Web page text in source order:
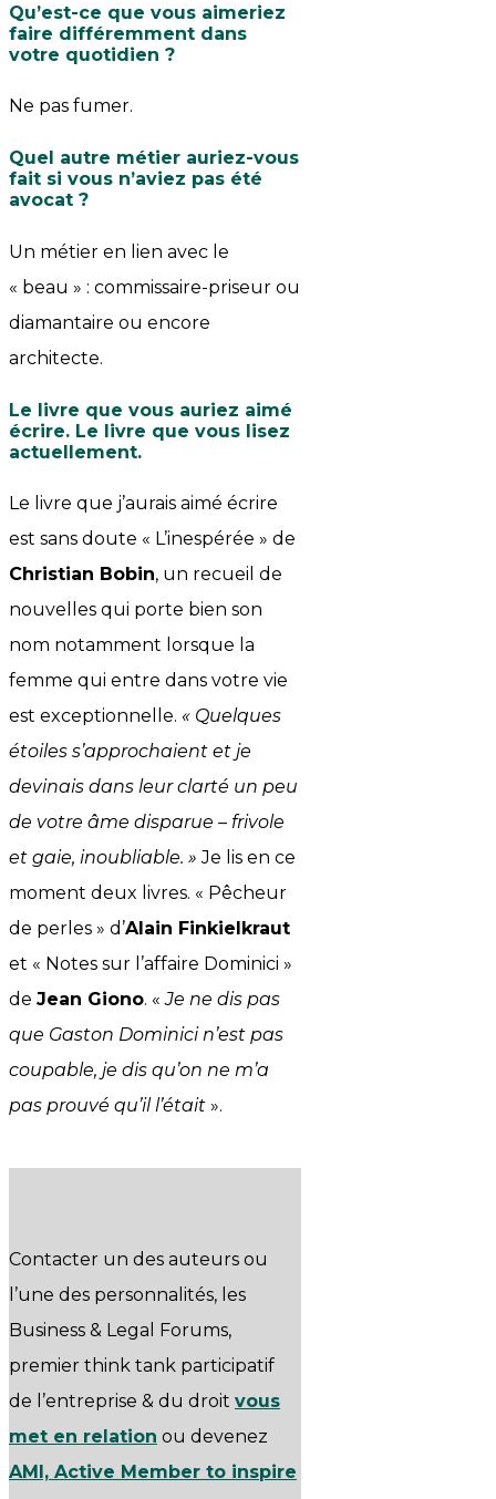
Qu’est-ce que vous aimeriez
faire différemment dans
votre quotidien ?
Ne pas fumer.
Quel autre métier auriez-vous
fait si vous n’aviez pas été
avocat ?
Un métier en lien avec le
« beau » : commissaire-priseur ou
diamantaire ou encore
architecte.
Le livre que vous auriez aimé
écrire. Le livre que vous lisez
actuellement.
Le livre que j’aurais aimé écrire
est sans doute « L’inespérée » de
Christian Bobin, un recueil de
nouvelles qui porte bien son
nom notamment lorsque la
femme qui entre dans votre vie
est exceptionnelle. « Quelques
étoiles s’approchaient et je
devinais dans leur clarté un peu
de votre âme disparue – frivole
et gaie, inoubliable. »Je lis en ce
moment deux livres. « Pêcheur
de perles » d’Alain Finkielkraut
et « Notes sur l’affaire Dominici »
de Jean Giono. «Je ne dis pas
que Gaston Dominici n’est pas
coupable, je dis qu’on ne m’a
pas prouvé qu’il l’était ».
Contacter un des auteurs ou
l’une des personnalités, les
Business & Legal Forums,
premier think tank participatif
de l’entreprise & du droit vous
met en relation ou devenez
AMI, Active Member to inspire